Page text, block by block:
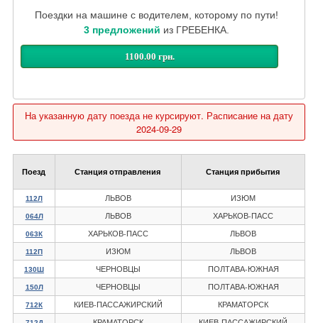
Поездки на машине с водителем, которому по пути!
3 предложений из ГРЕБЕНКА.
1100.00 грн.
На указанную дату поезда не курсируют. Расписание на дату
2024-09-29
Поезд Станция отправления Станция прибытия
112Л ЛЬВОВ ИЗЮМ
064Л ЛЬВОВ ХАРЬКОВ-ПАСС
063К ХАРЬКОВ-ПАСС ЛЬВОВ
112П ИЗЮМ ЛЬВОВ
130Ш ЧЕРНОВЦЫ ПОЛТАВА-ЮЖНАЯ
150Л ЧЕРНОВЦЫ ПОЛТАВА-ЮЖНАЯ
712К КИЕВ-ПАССАЖИРСКИЙ КРАМАТОРСК